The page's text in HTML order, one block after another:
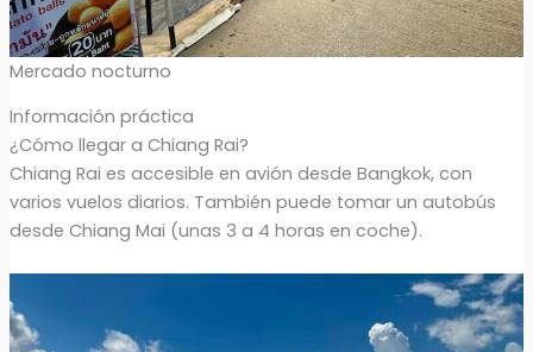
Mercado nocturno
Información práctica
¿Cómo llegar a Chiang Rai?
Chiang Rai es accesible en avión desde Bangkok, con
varios vuelos diarios. También puede tomar un autobús
desde Chiang Mai (unas 3 a 4 horas en coche).